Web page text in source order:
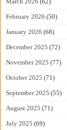
February 2026 (50)
January 2026 (68)
December 2025 (72)
November 2025 (77)
October 2025 (71)
September 2025 (55)
August 2025 (71)
July 2025 (69)